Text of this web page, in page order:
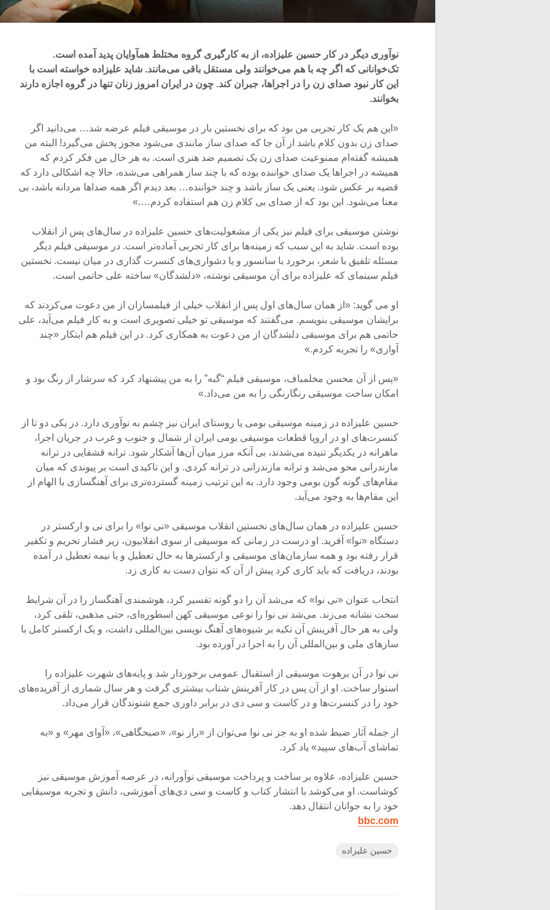
نوآوری دیگر در کار حسین علیزاده، از به کارگیری گروه مختلط همآوایان پدید آمده است.
تک‌خوانانی که اگر چه با هم می‌خوانند ولی مستقل باقی می‌مانند. شاید علیزاده خواسته است با
این کار نبود صدای زن را در اجراها، جبران کند. چون در ایران امروز زنان تنها در گروه اجازه دارند
بخوانند.
«این هم یک کار تجربی من بود که برای نخستین بار در موسیقی فیلم عرضه شد… می‌دانید اگر
صدای زن بدون کلام باشد از آن جا که صدای ساز مانندی می‌شود مجوز پخش می‌گیرد! البته من
همیشه گفته‌ام ممنوعیت صدای زن یک تصمیم ضد هنری است. به هر حال من فکر کردم که
همیشه در اجراها یک صدای خواننده بوده که با چند ساز همراهی می‌شده، حالا چه اشکالی دارد که
قضیه بر عکس شود. یعنی یک ساز باشد و چند خواننده… بعد دیدم اگر همه صداها مردانه باشد، بی
معنا می‌شود. این بود که از صدای بی کلام زن هم استفاده کردم….»
نوشتن موسیقی برای فیلم نیز یکی از مشغولیت‌های حسین علیزاده در سال‌های پس از انقلاب
بوده است. شاید به این سبب که زمینه‌ها برای کار تجربی آماده‌تر است. در موسیقی فیلم دیگر
مسئله تلفیق با شعر، برخورد با سانسور و یا دشواری‌های کنسرت گذاری در میان نیست. نخستین
فیلم سینمای که علیزاده برای آن موسیقی نوشته، «دلشدگان» ساخته علی حاتمی است.
او می گوید: «از همان سال‌های اول پس از انقلاب خیلی از فیلمسازان از من دعوت می‌کردند که
برایشان موسیقی بنویسم. می‌گفتند که موسیقی تو خیلی تصویری است و به کار فیلم می‌آید، علی
حاتمی هم برای موسیقی دلشدگان از من دعوت به همکاری کرد. در این فیلم هم ابتکار «چند
آوازی» را تجربه کردم.»
«پس از آن محسن مخلمباف، موسیقی فیلم “گبه” را به من پیشنهاد کرد که سرشار از رنگ بود و
امکان ساخت موسیقی رنگارنگی را به من می‌داد.»
حسین علیزاده در زمینه موسیقی بومی یا روستای ایران نیز چشم به نوآوری دارد. در یکی دو تا از
کنسرت‌های او در اروپا قطعات موسیقی بومی ایران از شمال و جنوب و غرب در جریان اجرا،
ماهرانه در یکدیگر تنیده می‌شدند، بی آنکه مرز میان آن‌ها آشکار شود. ترانه قشقایی در ترانه
مازندرانی محو می‌شد و ترانه مازندرانی در ترانه‌ کردی. و این تاکیدی است بر پیوندی که میان
مقام‌های گونه گون بومی وجود دارد. به این ترتیب زمینه گسترده‌تری برای آهنگسازی با الهام از
این مقام‌ها به وجود می‌آید.
حسین علیزاده در همان سال‌های نخستین انقلاب موسیقی «نی نوا» را برای نی و ارکستر در
دستگاه «نوا» آفرید. او درست در زمانی که موسیقی از سوی انقلابیون، زیر فشار تحریم و تکفیر
قرار رفته بود و همه سازمان‌های موسیقی و ارکسترها به حال تعطیل و یا نیمه تعطیل در آمده
بودند، دریافت که باید کاری کرد پیش از آن که نتوان دست به کاری زد.
انتخاب عنوان «نی نوا» که می‌شد آن را دو گونه تفسیر کرد، هوشمندی آهنگساز را در آن شرایط
سخت نشانه می‌زند. می‌شد نی نوا را نوعی موسیقی کهن اسطوره‌ای، حتی مذهبی، تلقی کرد،
ولی به هر حال آفرینش آن تکیه بر شیوه‌های آهنگ نویسی بین‌المللی داشت، و یک ارکستر کامل با
سازهای ملی و بین‌المللی آن را به اجرا در آورده بود.
نی نوا در آن برهوت موسیقی از استقبال عمومی برخوردار شد و پایه‌های شهرت علیزاده را
استوار ساخت. او از آن پس در کار آفرینش شتاب بیشتری گرفت و هر سال شماری از آفریده‌های
خود را در کنسرت‌ها و در کاست و سی دی در برابر داوری جمع شنوندگان قرار می‌داد.
از جمله آثار ضبط شده او به جز نی نوا می‌توان از «راز نو»، «صبحگاهی»، «آوای مهر» و «به
تماشای آب‌های سپید» یاد کرد.
حسین علیزاده، علاوه بر ساخت و پرداخت موسیقی نوآورانه، در عرصه آموزش موسیقی نیز
کوشاست. او می‌کوشد با انتشار کتاب و کاست و سی دی‌های آموزشی، دانش و تجربه موسیقایی
خود را به جوانان انتقال دهد.
bbc.com
حسین علیزاده